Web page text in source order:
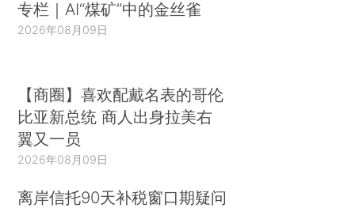
专栏｜AI“煤矿”中的金丝雀
2026年08月09日
【商圈】喜欢配戴名表的哥伦
比亚新总统 商人出身拉美右
翼又一员
2026年08月09日
离岸信托90天补税窗口期疑问